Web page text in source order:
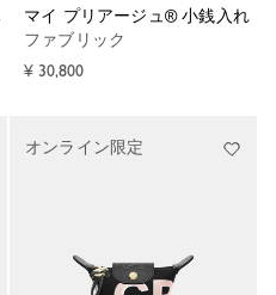
マイ プリアージュ® 小銭入れ
ファブリック
¥ 30,800
オンライン限定